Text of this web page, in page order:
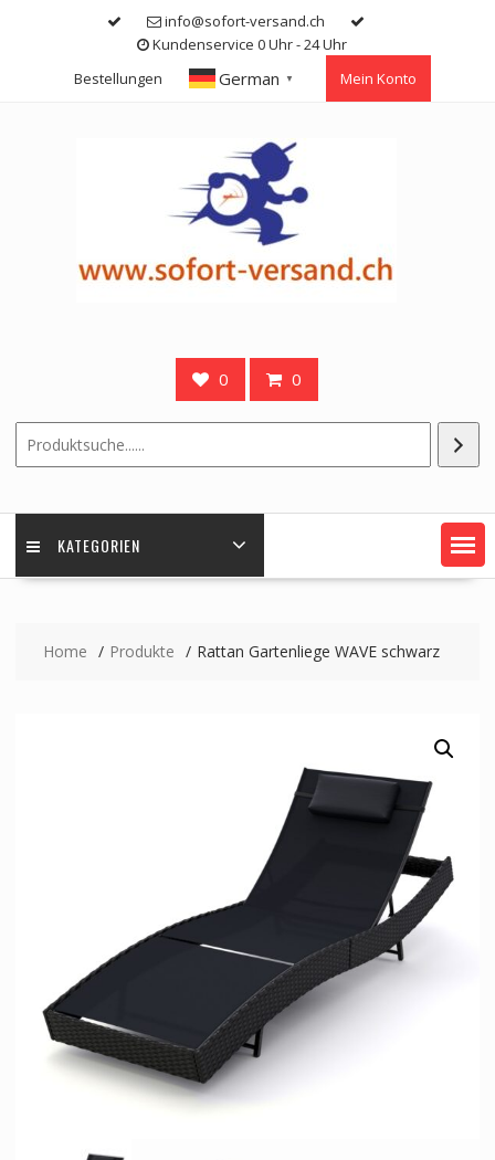
info@sofort-versand.ch
Kundenservice 0 Uhr - 24 Uhr
Bestellungen
German ▼ Mein Konto
0 0
KATEGORIEN
Home Produkte Rattan Gartenliege WAVE schwarz